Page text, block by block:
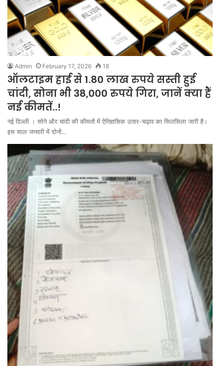
Admin February 17, 2026 18
ऑलटाइम हाई से 1.80 लाख रुपये सस्ती हुई
चांदी, सोना भी 38,000 रुपये गिरा, जानें क्या हैं
नई कीमतें..!
नई दिल्ली । सोने और चांदी की कीमतों में ऐतिहासिक उतार-चढ़ाव का सिलसिला जारी है।
इस साल जनवरी में दोनों…